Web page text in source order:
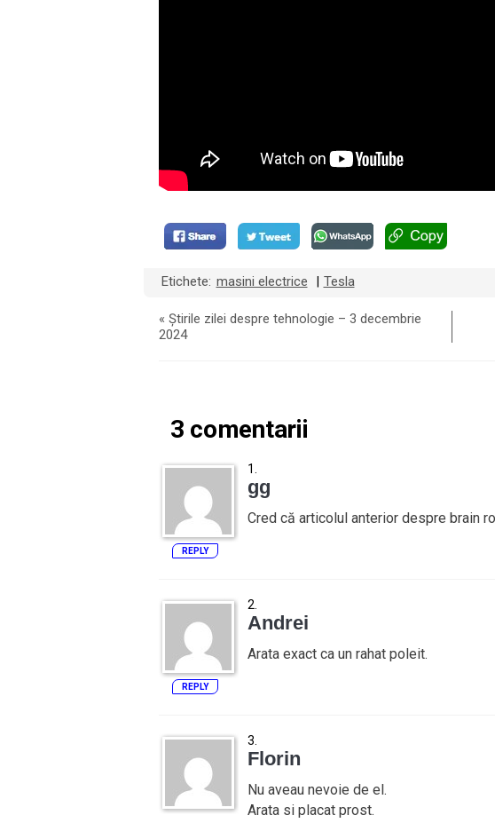
Etichete: masini electrice Tesla
« Știrile zilei despre tehnologie – 3 decembrie
2024
3 comentarii
gg
Cred că articolul anterior despre brain
REPLY
Andrei
Arata exact ca un rahat poleit.
REPLY
Florin
Nu aveau nevoie de el.
Arata si placat prost.